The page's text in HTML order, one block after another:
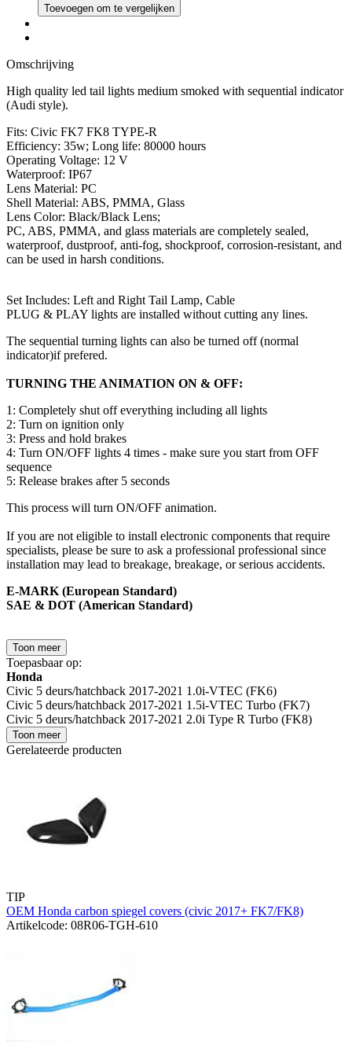
Toevoegen om te vergelijken
Omschrijving
High quality led tail lights medium smoked with sequential indicator
(Audi style).
Fits: Civic FK7 FK8 TYPE-R
Efficiency: 35w; Long life: 80000 hours
Operating Voltage: 12 V
Waterproof: IP67
Lens Material: PC
Shell Material: ABS, PMMA, Glass
Lens Color: Black/Black Lens;
PC, ABS, PMMA, and glass materials are completely sealed,
waterproof, dustproof, anti-fog, shockproof, corrosion-resistant, and
can be used in harsh conditions.
Set Includes: Left and Right Tail Lamp, Cable
PLUG & PLAY lights are installed without cutting any lines.
The sequential turning lights can also be turned off (normal
indicator)if prefered.
TURNING THE ANIMATION ON & OFF:
1: Completely shut off everything including all lights
2: Turn on ignition only
3: Press and hold brakes
4: Turn ON/OFF lights 4 times - make sure you start from OFF
sequence
5: Release brakes after 5 seconds
This process will turn ON/OFF animation.
If you are not eligible to install electronic components that require
specialists, please be sure to ask a professional professional since
installation may lead to breakage, breakage, or serious accidents.
E-MARK (European Standard)
SAE & DOT (American Standard)
Toon meer
Toepasbaar op:
Honda
Civic 5 deurs/hatchback 2017-2021 1.0i-VTEC (FK6)
Civic 5 deurs/hatchback 2017-2021 1.5i-VTEC Turbo (FK7)
Civic 5 deurs/hatchback 2017-2021 2.0i Type R Turbo (FK8)
Toon meer
Gerelateerde producten
TIP
OEM Honda carbon spiegel covers (civic 2017+ FK7/FK8)
Artikelcode: 08R06-TGH-610